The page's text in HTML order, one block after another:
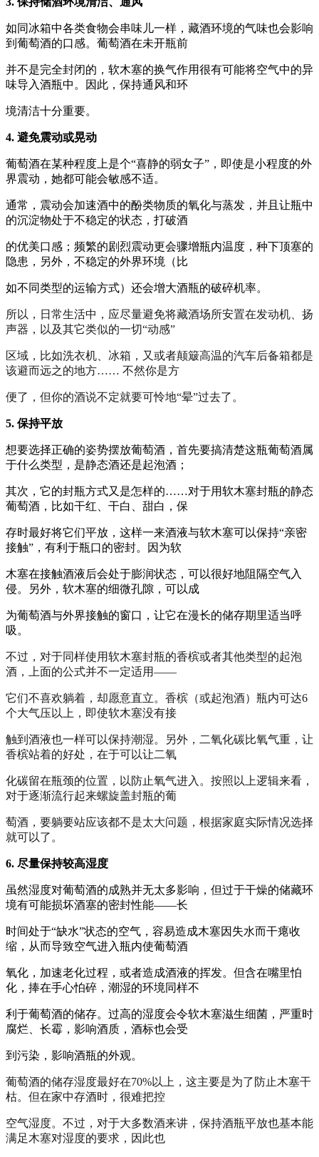
如同冰箱中各类食物会串味儿一样，藏酒环境的气味也会影响
到葡萄酒的口感。葡萄酒在未开瓶前
并不是完全封闭的，软木塞的换气作用很有可能将空气中的异
味导入酒瓶中。因此，保持通风和环
境清洁十分重要。
4. 避免震动或晃动
葡萄酒在某种程度上是个“喜静的弱女子”，即使是小程度的外
界震动，她都可能会敏感不适。
通常，震动会加速酒中的酚类物质的氧化与蒸发，并且让瓶中
的沉淀物处于不稳定的状态，打破酒
的优美口感；频繁的剧烈震动更会骤增瓶内温度，种下顶塞的
隐患，另外，不稳定的外界环境（比
如不同类型的运输方式）还会增大酒瓶的破碎机率。
所以，日常生活中，应尽量避免将藏酒场所安置在发动机、扬
声器，以及其它类似的一切“动感”
区域，比如洗衣机、冰箱，又或者颠簸高温的汽车后备箱都是
该避而远之的地方…… 不然你是方
便了，但你的酒说不定就要可怜地“晕”过去了。
5. 保持平放
想要选择正确的姿势摆放葡萄酒，首先要搞清楚这瓶葡萄酒属
于什么类型，是静态酒还是起泡酒；
其次，它的封瓶方式又是怎样的……对于用软木塞封瓶的静态
葡萄酒，比如干红、干白、甜白，保
存时最好将它们平放，这样一来酒液与软木塞可以保持“亲密
接触”，有利于瓶口的密封。因为软
木塞在接触酒液后会处于膨润状态，可以很好地阻隔空气入
侵。另外，软木塞的细微孔隙，可以成
为葡萄酒与外界接触的窗口，让它在漫长的储存期里适当呼
吸。
不过，对于同样使用软木塞封瓶的香槟或者其他类型的起泡
酒，上面的公式并不一定适用——
它们不喜欢躺着，却愿意直立。香槟（或起泡酒）瓶内可达6
个大气压以上，即使软木塞没有接
触到酒液也一样可以保持潮湿。另外，二氧化碳比氧气重，让
香槟站着的好处，在于可以让二氧
化碳留在瓶颈的位置，以防止氧气进入。按照以上逻辑来看，
对于逐渐流行起来螺旋盖封瓶的葡
萄酒，要躺要站应该都不是太大问题，根据家庭实际情况选择
就可以了。
6. 尽量保持较高湿度
虽然湿度对葡萄酒的成熟并无太多影响，但过于干燥的储藏环
境有可能损坏酒塞的密封性能——长
时间处于“缺水”状态的空气，容易造成木塞因失水而干瘪收
缩，从而导致空气进入瓶内使葡萄酒
氧化，加速老化过程，或者造成酒液的挥发。但含在嘴里怕
化，捧在手心怕碎，潮湿的环境同样不
利于葡萄酒的储存。过高的湿度会令软木塞滋生细菌，严重时
腐烂、长霉，影响酒质，酒标也会受
到污染，影响酒瓶的外观。
葡萄酒的储存湿度最好在70%以上，这主要是为了防止木塞干
枯。但在家中存酒时，很难把控
空气湿度。不过，对于大多数酒来讲，保持酒瓶平放也基本能
满足木塞对湿度的要求，因此也